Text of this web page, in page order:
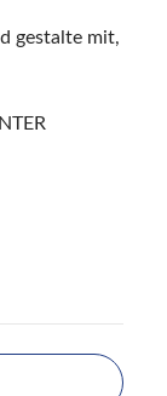
gestalte mit,